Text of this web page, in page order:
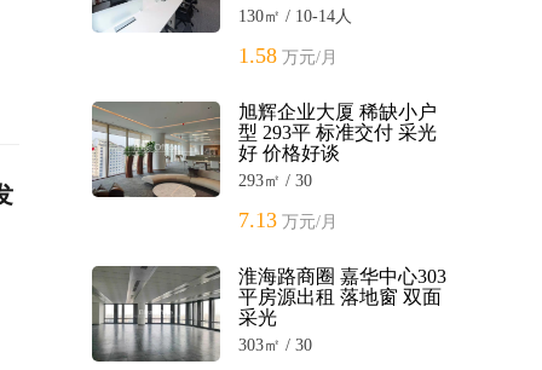
130㎡ / 10-14人
1.58 万元/月
旭辉企业大厦 稀缺小户
型 293平 标准交付 采光
好 价格好谈
293㎡ / 30
7.13 万元/月
淮海路商圈 嘉华中心303
平房源出租 落地窗 双面
采光
303㎡ / 30